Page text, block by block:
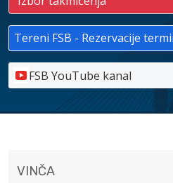
Tereni FSB - Rezervacije
FSB YouTube kanal
VINČA